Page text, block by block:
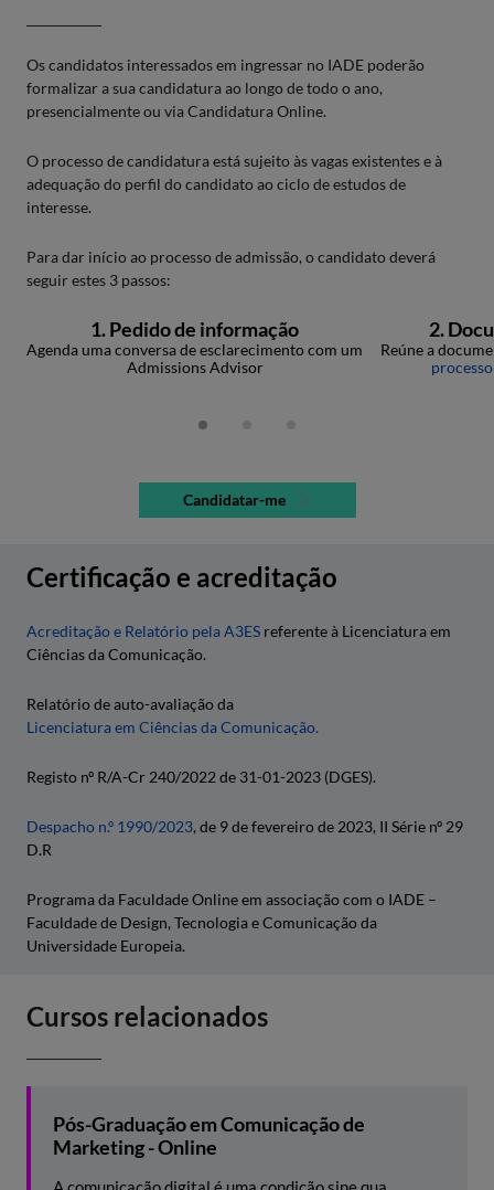
Os candidatos interessados em ingressar no IADE poderão
formalizar a sua candidatura ao longo de todo o ano,
presencialmente ou via Candidatura Online.
O processo de candidatura está sujeito às vagas existentes e à
adequação do perfil do candidato ao ciclo de estudos de
interesse.
Para dar início ao processo de admissão, o candidato deverá
seguir estes 3 passos:
1. Pedido de informação
Agenda uma conversa de esclarecimento com um
Admissions Advisor
2.
Reúne a
Candidatar-me
Certificação e acreditação
Acreditação e Relatório pela A3ES referente à Licenciatura em
Ciências da Comunicação.
Relatório de auto-avaliação da
Licenciatura em Ciências da Comunicação.
Registo nº R/A-Cr 240/2022 de 31-01-2023 (DGES).
Despacho n.º 1990/2023, de 9 de fevereiro de 2023, II Série nº 29
D.R
Programa da Faculdade Online em associação com o IADE –
Faculdade de Design, Tecnologia e Comunicação da
Universidade Europeia.
Cursos relacionados
Pós-Graduação em Comunicação de
Marketing - Online